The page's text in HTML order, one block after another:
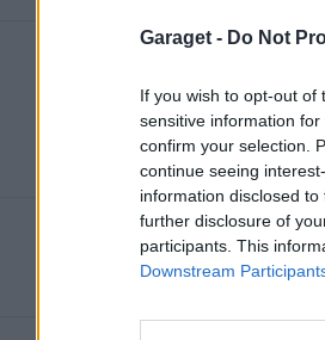
Garaget - Do Not
If you wish to opt-out of
sensitive information
confirm your selection.
continue seeing
information disclosed
further disclosure of
participants. This
Downstream